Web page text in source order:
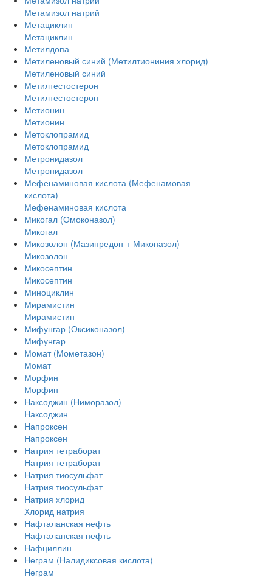
Метамизол натрий
Метациклин
Метациклин
Метилдопа
Метиленовый синий (Метилтиониния хлорид)
Метиленовый синий
Метилтестостерон
Метилтестостерон
Метионин
Метионин
Метоклопрамид
Метоклопрамид
Метронидазол
Метронидазол
Мефенаминовая кислота (Мефенамовая
кислота)
Мефенаминовая кислота
Микогал (Омоконазол)
Микогал
Микозолон (Мазипредон + Миконазол)
Микозолон
Микосептин
Микосептин
Миноциклин
Мирамистин
Мирамистин
Мифунгар (Оксиконазол)
Мифунгар
Момат (Мометазон)
Момат
Морфин
Морфин
Наксоджин (Ниморазол)
Наксоджин
Напроксен
Напроксен
Натрия тетраборат
Натрия тетраборат
Натрия тиосульфат
Натрия тиосульфат
Натрия хлорид
Хлорид натрия
Нафталанская нефть
Нафталанская нефть
Нафциллин
Неграм (Налидиксовая кислота)
Неграм